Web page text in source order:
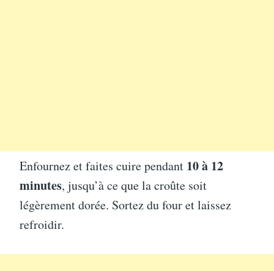
Enfournez et faites cuire pendant 10 à 12
minutes, jusqu’à ce que la croûte soit
légèrement dorée. Sortez du four et laissez
refroidir.